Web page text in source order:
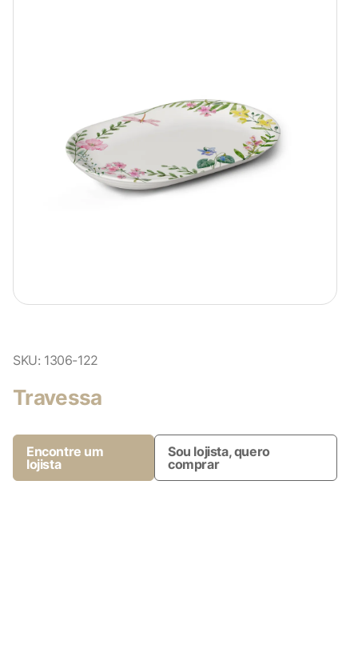
SKU: 1306-122
Travessa
Encontre um
lojista
Sou lojista, quero
comprar